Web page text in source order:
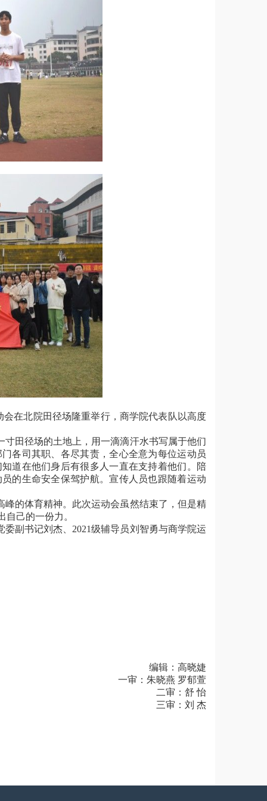
会在北院田径场隆重举行，商学院代表队以高度
田径场的土地上，用一滴滴汗水书写属于他们
各司其职、各尽其责，全心全意为每位运动员
道在他们身后有很多人一直在支持着他们。陪
的生命安全保驾护航。宣传人员也跟随着运动
的体育精神。此次运动会虽然结束了，但是精
己的一份力。
副书记刘杰、 2021级辅导员刘智勇与商学院运
编辑：高晓婕
一审： 朱晓燕 罗郁萱
二审：舒 怡
三审：刘 杰